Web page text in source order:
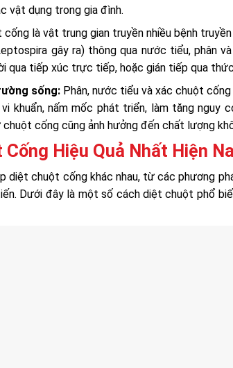
vật dụng trong gia đình.
cống là vật trung gian truyền nhiều bệnh
gây ra) thông qua nước tiểu, phân
qua tiếp xúc trực tiếp, hoặc gián tiếp qua
sống:Phân, nước tiểu và xác chuột
khuẩn, nấm mốc phát triển, làm tăng nguy
cống cũng ảnh hưởng đến chất lượng
Hiệu Quả Nhất Hiện
diệt chuột cống khác nhau, từ các phương
Dưới đây là một số cách diệt chuột phổ